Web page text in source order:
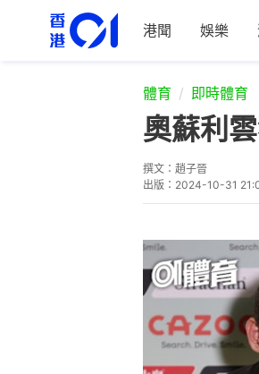
港聞 娛樂
體育 即時體育
奧蘇利
撰文： 趙子晉
出版： 2024-10-31